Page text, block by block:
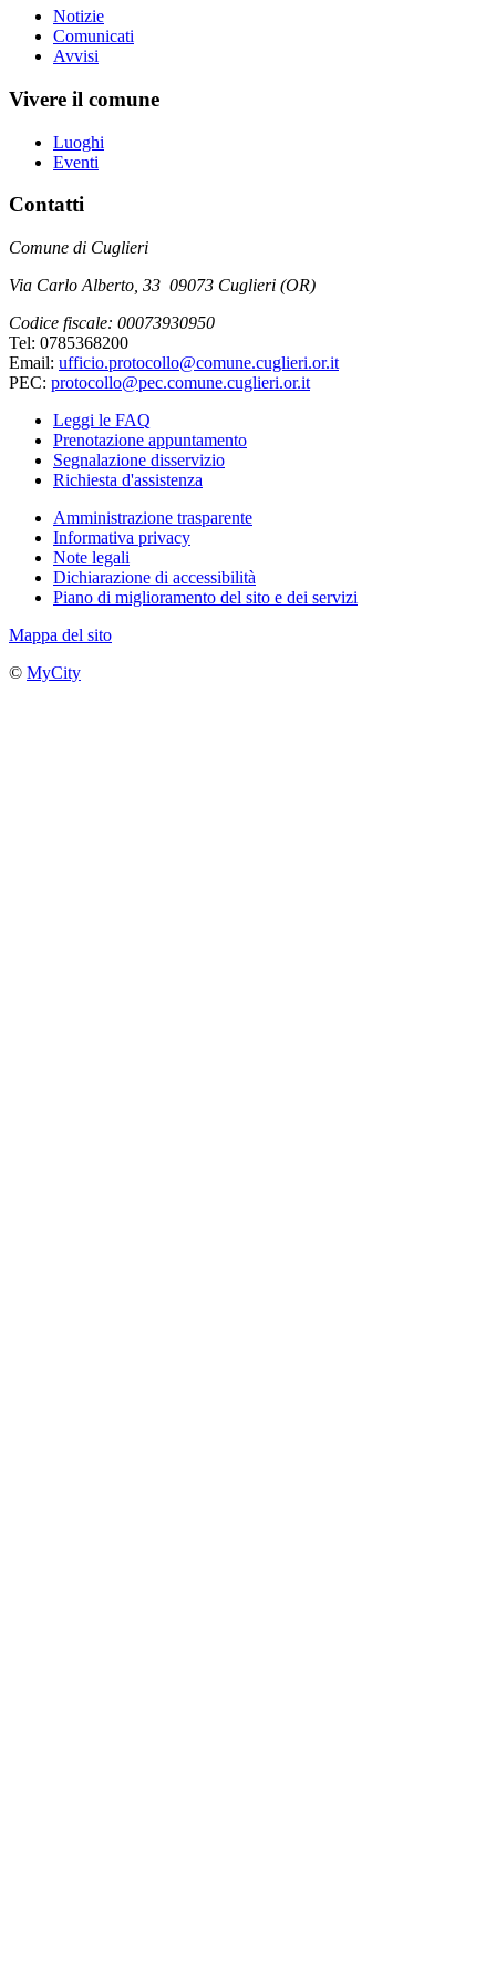
Notizie
Comunicati
Avvisi
Vivere il comune
Luoghi
Eventi
Contatti
Comune di Cuglieri
Via Carlo Alberto, 33 09073 Cuglieri (OR)
Codice fiscale: 00073930950
Tel: 0785368200
Email: ufficio.protocollo@comune.cuglieri.or.it
PEC: protocollo@pec.comune.cuglieri.or.it
Leggi le FAQ
Prenotazione appuntamento
Segnalazione disservizio
Richiesta d'assistenza
Amministrazione trasparente
Informativa privacy
Note legali
Dichiarazione di accessibilità
Piano di miglioramento del sito e dei servizi
Mappa del sito
© MyCity